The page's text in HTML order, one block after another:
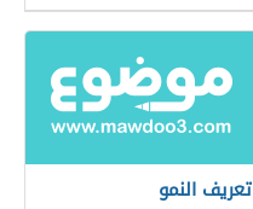
تعريف النمو